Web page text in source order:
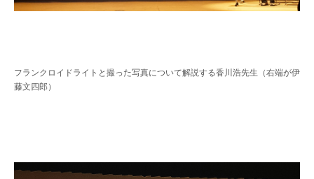
フランクロイドライトと撮った写真について解説する香川浩先生（右端が伊
藤文四郎）